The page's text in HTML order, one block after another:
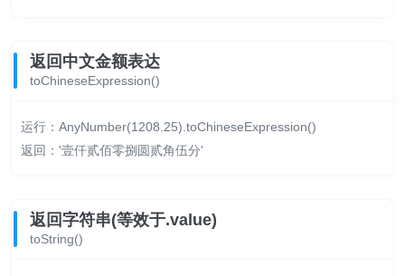
返回中文金额表达
toChineseExpression()
运行：AnyNumber(1208.25).toChineseExpression()
返回：'壹仟贰佰零捌圆贰角伍分'
返回字符串(等效于.value)
toString()